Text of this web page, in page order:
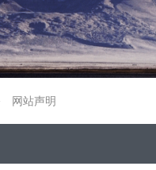
网站声明